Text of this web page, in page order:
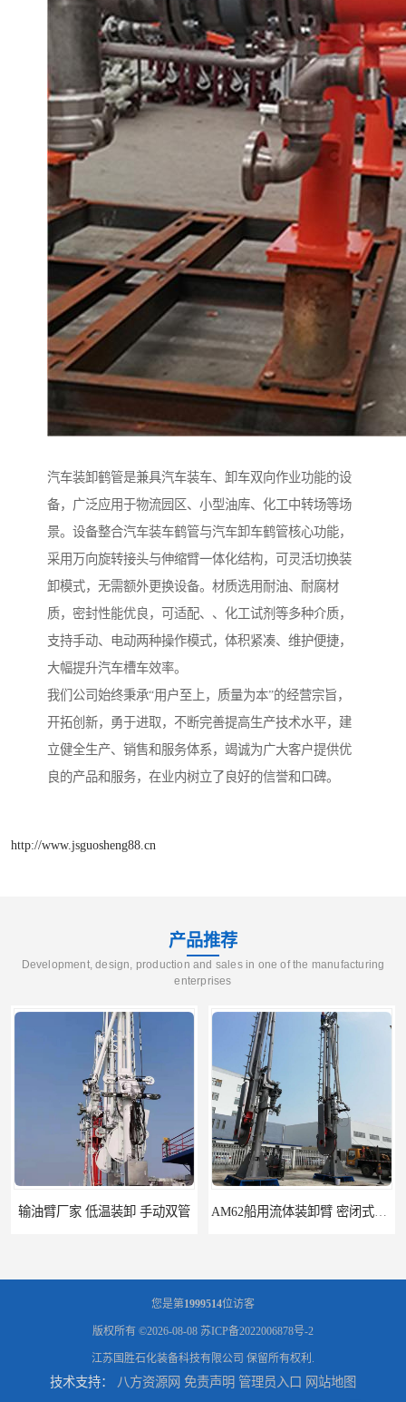
汽车装卸鹤管是兼具汽车装车、卸车双向作业功能的设
备，广泛应用于物流园区、小型油库、化工中转场等场
景。设备整合汽车装车鹤管与汽车卸车鹤管核心功能，
采用万向旋转接头与伸缩臂一体化结构，可灵活切换装
卸模式，无需额外更换设备。材质选用耐油、耐腐材
质，密封性能优良，可适配、、化工试剂等多种介质，
支持手动、电动两种操作模式，体积紧凑、维护便捷，
大幅提升汽车槽车效率。
我们公司始终秉承“用户至上，质量为本”的经营宗旨，
开拓创新，勇于进取，不断完善提高生产技术水平，建
立健全生产、销售和服务体系，竭诚为广大客户提供优
良的产品和服务，在业内树立了良好的信誉和口碑。
http://www.jsguosheng88.cn
产品推荐
Development, design, production and sales in one of the manufacturing
enterprises
输油臂厂家 低温装卸 手动双管
您是第1999514位访客
版权所有 ©2026-08-08 苏ICP备2022006878号-2
江苏国胜石化装备科技有限公司 保留所有权利.
技术支持： 八方资源网 免责声明 管理员入口 网站地图